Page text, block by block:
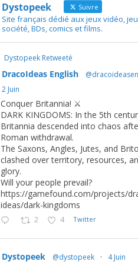
Dystopeek Suivre
Site français dédié aux jeux vidéo,
société, BDs, comics et films.
Dystopeek Retweeté
DracoIdeas English @dracoideasen
2 Juin
Conquer Britannia! ⚔️
DARK KINGDOMS: In the 5th
Britannia descended into chaos
Roman withdrawal.
The Saxons, Angles, Jutes, and
clashed over territory, resources,
glory.
Will your people prevail?
https://gamefound.com/projects/
ideas/dark-kingdoms
2 4 Twitter
Dystopeek @dystopeek · 4 Juin